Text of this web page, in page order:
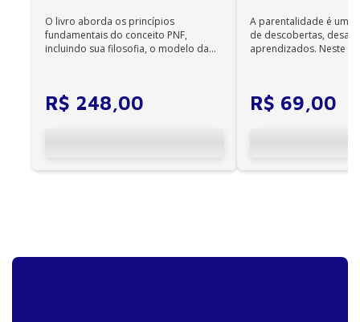
Não é permitida a impressão dos e-books;
dispositivos Kindle, Nook, Kobo e Lev;
O livro aborda os princípios
fundamentais do conceito PNF,
incluindo sua filosofia, o modelo da
R$ 248,00
A parentalidade é uma
de descobertas,
aprendizados. Neste
R$ 69,00